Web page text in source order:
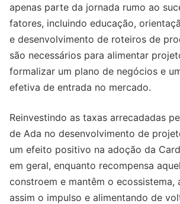
apenas parte da jornada rumo ao
fatores, incluindo educação,
e desenvolvimento de roteiros de
são necessários para alimentar
formalizar um plano de negócios e
efetiva de entrada no mercado.
Reinvestindo as taxas arrecadadas
de Ada no desenvolvimento de
um efeito positivo na adoção da
em geral, enquanto recompensa
constroem e mantêm o ecossistema,
assim o impulso e alimentando de